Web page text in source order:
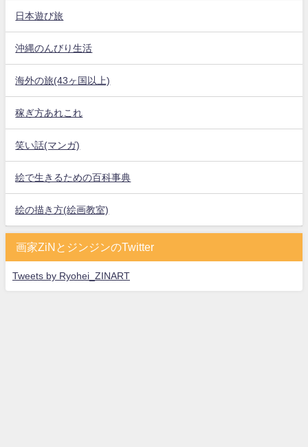
日本遊び旅
沖縄のんびり生活
海外の旅(43ヶ国以上)
稼ぎ方あれこれ
笑い話(マンガ)
絵で生きるための百科事典
絵の描き方(絵画教室)
画家ZiNとジンジンのTwitter
Tweets by Ryohei_ZINART